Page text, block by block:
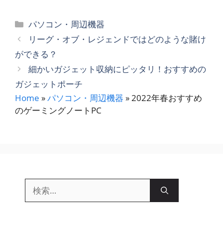
カ
テ
ゴ
リ
ー
パソコン・周辺機器
リーグ・オブ・レジェンドではどのような賭け
ができる？
細かいガジェット収納にピッタリ！おすすめの
ガジェットポーチ
Home »パソコン・周辺機器 » 2022年春おすすめ
のゲーミングノートPC
索: